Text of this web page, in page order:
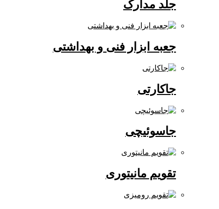
جلد مدارک
جعبه ابزار فنی و بهداشتی
جاسوئیچی
تقویم مانیتوری